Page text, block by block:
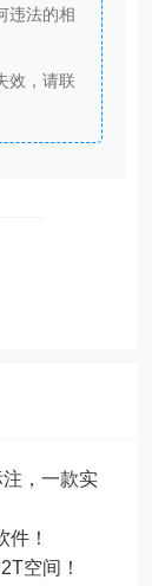
违法的相
效，请联
，一款实
！
空间！